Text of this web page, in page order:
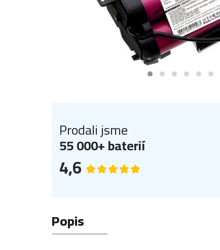
Prodali jsme
55 000+ baterií
4,6
Popis